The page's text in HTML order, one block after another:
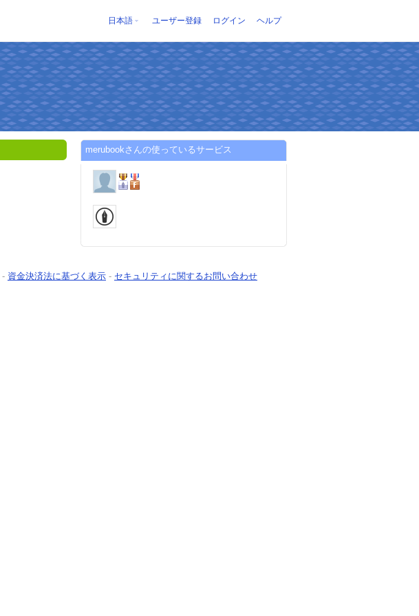
日本語 ユーザー登録 ログイン ヘルプ
merubookさんの使っているサービス
- 資金決済法に基づく表示 - セキュリティに関するお問い合わせ